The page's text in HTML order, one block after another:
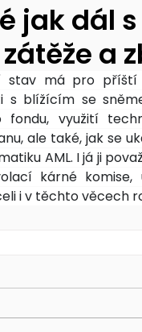
jak dál
a
stav má pro
s blížícím se
fondu, využití
ale také, jak se
AML. I já ji
kárné
i v těchto věcech